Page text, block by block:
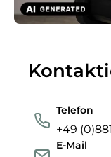
Telefon
+49
E-Mail